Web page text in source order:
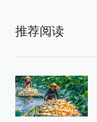
推荐阅读